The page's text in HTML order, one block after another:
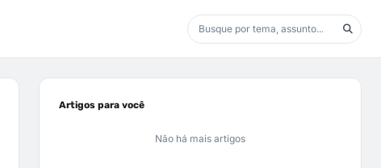
Artigos para você
Não há mais artigos